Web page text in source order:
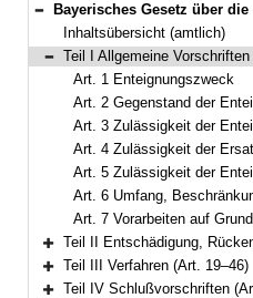
Bereich reduzieren
Bayerisches Gesetz über die entschädigungspflichtige Enteignung (BayEG) In der
Inhaltsübersicht (amtlich)
Bereich reduzieren
Teil I Allgemeine
Art. 1 Enteignungszweck
Art. 2 Gegenstand der
Art. 3 Zulässigkeit der
Art. 4 Zulässigkeit der
Art. 5 Zulässigkeit der
Art. 6 Umfang,
Art. 7 Vorarbeiten auf
Bereich erweitern
Teil II Entschädigung,
Bereich erweitern
Teil III Verfahren (Art. 19–46)
Teil IV Schlußvorschriften